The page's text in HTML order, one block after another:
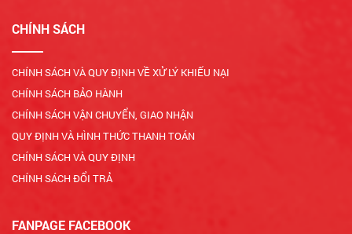
CHÍNH SÁCH
CHÍNH SÁCH VÀ QUY ĐỊNH VỀ XỬ LÝ KHIẾU NẠI
CHÍNH SÁCH BẢO HÀNH
CHÍNH SÁCH VẬN CHUYỂN, GIAO NHẬN
QUY ĐỊNH VÀ HÌNH THỨC THANH TOÁN
CHÍNH SÁCH VÀ QUY ĐỊNH
CHÍNH SÁCH ĐỔI TRẢ
FANPAGE FACEBOOK